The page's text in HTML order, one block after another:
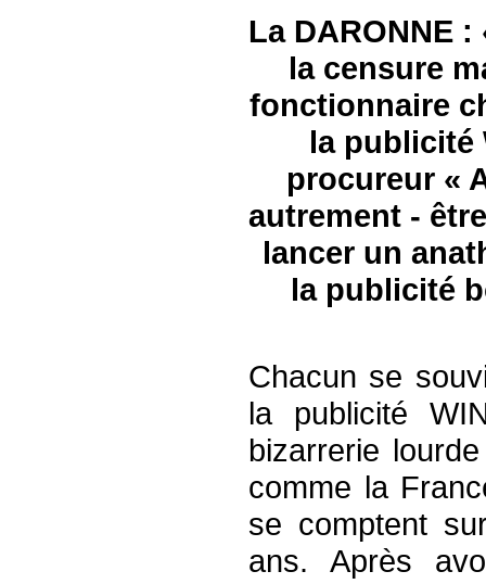
La DARONNE
la censure
fonctionnaire
la publicité
procureur «
autrement -
lancer un
la publicité
Chacun se
la publicité
bizarrerie
comme la
se comptent
ans. Après